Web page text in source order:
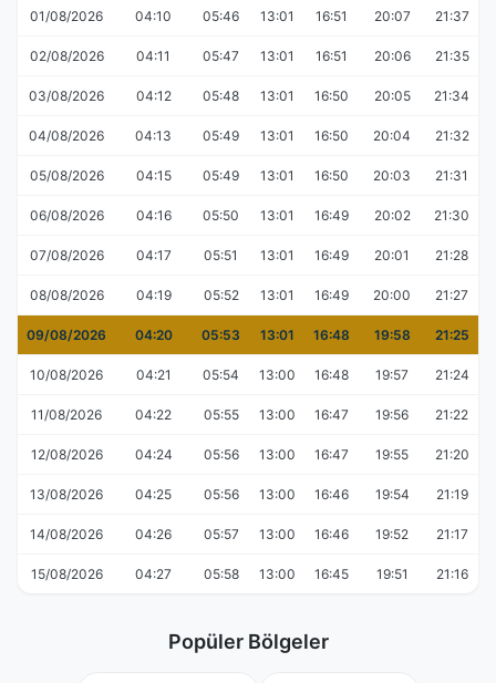
01/08/2026 04:10 05:46 13:01 16:51 20:07 21:37
02/08/2026 04:11 05:47 13:01 16:51 20:06 21:35
03/08/2026 04:12 05:48 13:01 16:50 20:05 21:34
04/08/2026 04:13 05:49 13:01 16:50 20:04 21:32
05/08/2026 04:15 05:49 13:01 16:50 20:03 21:31
06/08/2026 04:16 05:50 13:01 16:49 20:02 21:30
07/08/2026 04:17 05:51 13:01 16:49 20:01 21:28
08/08/2026 04:19 05:52 13:01 16:49 20:00 21:27
09/08/2026 04:20 05:53 13:01 16:48 19:58 21:25
10/08/2026 04:21 05:54 13:00 16:48 19:57 21:24
11/08/2026 04:22 05:55 13:00 16:47 19:56 21:22
12/08/2026 04:24 05:56 13:00 16:47 19:55 21:20
13/08/2026 04:25 05:56 13:00 16:46 19:54 21:19
14/08/2026 04:26 05:57 13:00 16:46 19:52 21:17
15/08/2026 04:27 05:58 13:00 16:45 19:51 21:16
Popüler Bölgeler